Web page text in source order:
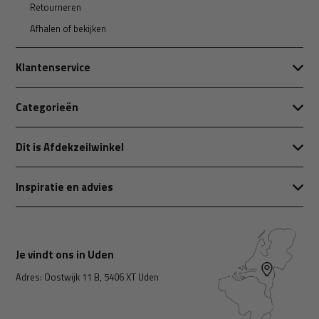
Retourneren
Afhalen of bekijken
Klantenservice
Categorieën
Dit is Afdekzeilwinkel
Inspiratie en advies
Je vindt ons in Uden
Adres: Oostwijk 11 B, 5406 XT Uden